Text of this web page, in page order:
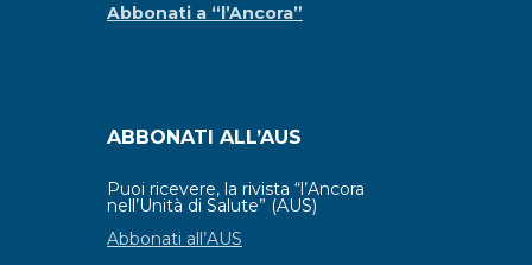
Abbonati a “l’Ancora”
ABBONATI ALL’AUS
Puoi ricevere, la rivista “l’Ancora
nell’Unità di Salute” (AUS)
Abbonati all’AUS